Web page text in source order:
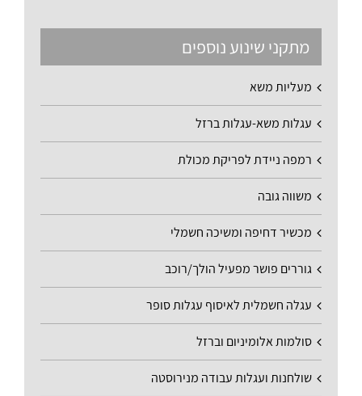
מתקני שינוע נוספים
מעליות משא
עגלות משא-עגלות ברזל
רמפה ניידת לפריקת מכולת
משווה גובה
מכשיר דחיפה ומשיכה חשמלי
גוררים פושר מפעיל הולך/רוכב
עגלה חשמלית לאיסוף עגלות סופר
סולמות אלומיניום וברזל
שולחנות ועגלות עבודה מנירוסטה